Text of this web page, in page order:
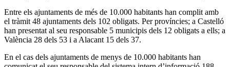
Entre els ajuntaments de més de 10.000 habitants han complit amb
el tràmit 48 ajuntaments dels 102 obligats. Per províncies; a Castelló
han presentat al seu responsable 5 municipis dels 12 obligats a ells; a
València 28 dels 53 i a Alacant 15 dels 37.
En el cas dels ajuntaments de menys de 10.000 habitants han